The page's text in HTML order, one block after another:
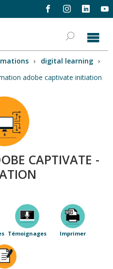
› digital learning ›
adobe captivate initiation
CAPTIVATE -
Témoignages Imprimer